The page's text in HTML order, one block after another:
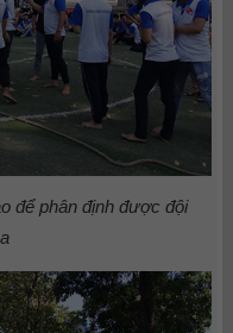
để phân định được đội